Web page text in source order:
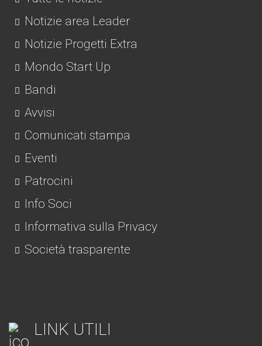
Notizie area Leader
Notizie Progetti Extra
Mondo Start Up
Bandi
Avvisi
Comunicati stampa
Eventi
Patrocini
Info Soci
Informativa sulla Privacy
Società trasparente
LINK UTILI